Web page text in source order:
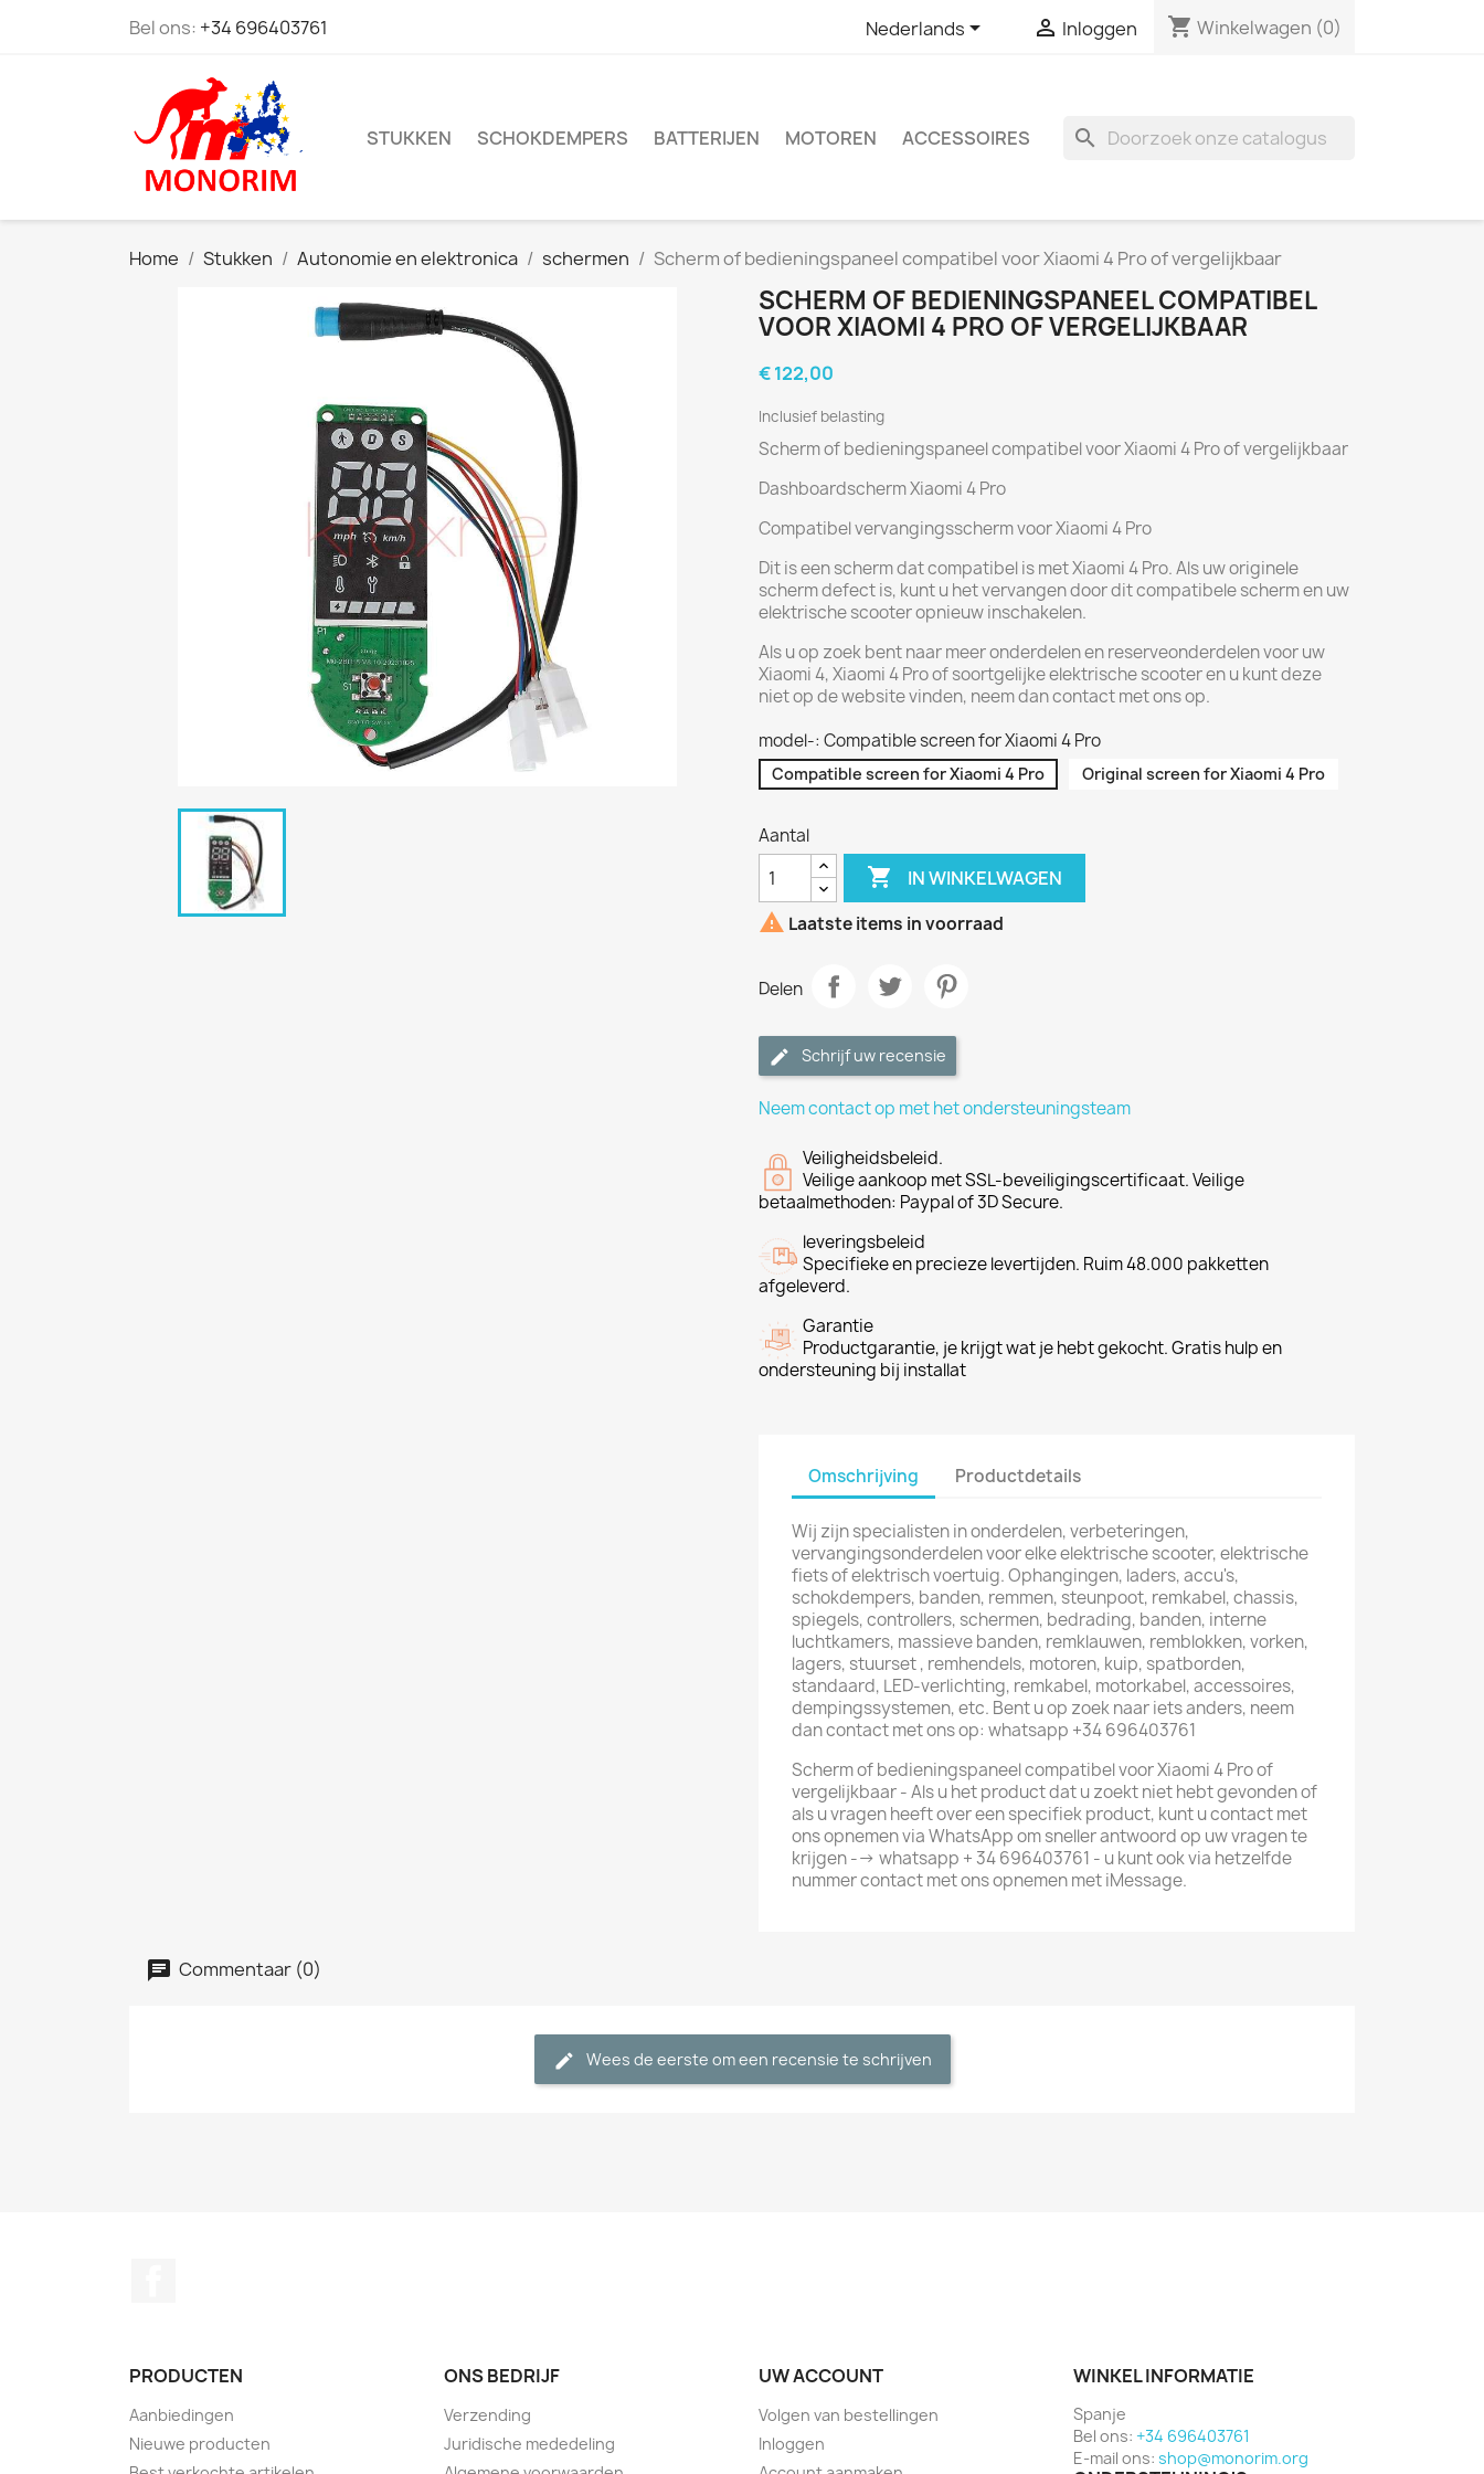
Bel ons: +34 696403761 Nederlands  Inloggen shopping_cart Winkelwagen (0)
STUKKEN SCHOKDEMPERS BATTERIJEN MOTOREN ACCESSOIRES search
Home Stukken Autonomie en elektronica schermen Scherm of bedieningspaneel compatibel voor Xiaomi 4 Pro of vergelijkbaar
SCHERM OF BEDIENINGSPANEEL COMPATIBEL
VOOR XIAOMI 4 PRO OF VERGELIJKBAAR
€ 122,00
Inclusief belasting
Scherm of bedieningspaneel compatibel voor Xiaomi 4 Pro of vergelijkbaar
Dashboardscherm Xiaomi 4 Pro
Compatibel vervangingsscherm voor Xiaomi 4 Pro
Dit is een scherm dat compatibel is met Xiaomi 4 Pro. Als uw originele
scherm defect is, kunt u het vervangen door dit compatibele scherm en uw
elektrische scooter opnieuw inschakelen.
Als u op zoek bent naar meer onderdelen en reserveonderdelen voor uw
Xiaomi 4, Xiaomi 4 Pro of soortgelijke elektrische scooter en u kunt deze
niet op de website vinden, neem dan contact met ons op.
model-: Compatible screen for Xiaomi 4 Pro
Compatible screen for Xiaomi 4 Pro Original screen for Xiaomi 4 Pro
Aantal
 IN WINKELWAGEN
 Laatste items in voorraad
Delen
Schrijf uw recensie
Neem contact op met het ondersteuningsteam
Veiligheidsbeleid.
Veilige aankoop met SSL-beveiligingscertificaat. Veilige
betaalmethoden: Paypal of 3D Secure.
leveringsbeleid
Specifieke en precieze levertijden. Ruim 48.000 pakketten
afgeleverd.
Garantie
Productgarantie, je krijgt wat je hebt gekocht. Gratis hulp en
ondersteuning bij installat
Omschrijving Productdetails
Wij zijn specialisten in onderdelen, verbeteringen,
vervangingsonderdelen voor elke elektrische scooter, elektrische
fiets of elektrisch voertuig. Ophangingen, laders, accu's,
schokdempers, banden, remmen, steunpoot, remkabel, chassis,
spiegels, controllers, schermen, bedrading, banden, interne
luchtkamers, massieve banden, remklauwen, remblokken, vorken,
lagers, stuurset , remhendels, motoren, kuip, spatborden,
standaard, LED-verlichting, remkabel, motorkabel, accessoires,
dempingssystemen, etc. Bent u op zoek naar iets anders, neem
dan contact met ons op: whatsapp +34 696403761
Scherm of bedieningspaneel compatibel voor Xiaomi 4 Pro of
vergelijkbaar - Als u het product dat u zoekt niet hebt gevonden of
als u vragen heeft over een specifiek product, kunt u contact met
ons opnemen via WhatsApp om sneller antwoord op uw vragen te
krijgen --> whatsapp + 34 696403761 - u kunt ook via hetzelfde
nummer contact met ons opnemen met iMessage.
Commentaar (0)
Wees de eerste om een recensie te schrijven
PRODUCTEN
Aanbiedingen
Nieuwe producten
ONS BEDRIJF
Verzending
Juridische mededeling
UW ACCOUNT
Volgen van bestellingen
Inloggen
WINKEL INFORMATIE
Spanje
Bel ons: +34 696403761
E-mail ons: shop@monorim.org